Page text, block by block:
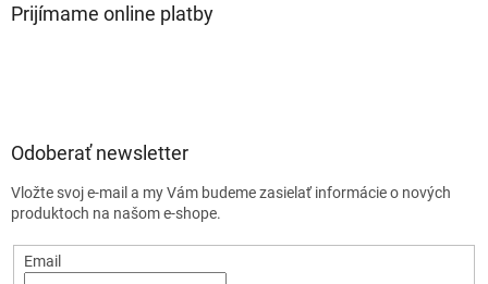
Prijímame online platby
Odoberať newsletter
Vložte svoj e-mail a my Vám budeme zasielať informácie o nových
produktoch na našom e-shope.
Email